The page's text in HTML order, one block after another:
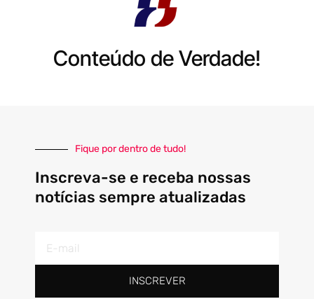
Conteúdo de Verdade!
Fique por dentro de tudo!
Inscreva-se e receba nossas
notícias sempre atualizadas
mail
INSCREVER